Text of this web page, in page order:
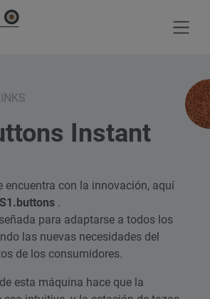
Instant
encuentra con la innovación, aquí
.
para adaptarse a todos los
las nuevas necesidades del
de los consumidores.
esta máquina hace que la